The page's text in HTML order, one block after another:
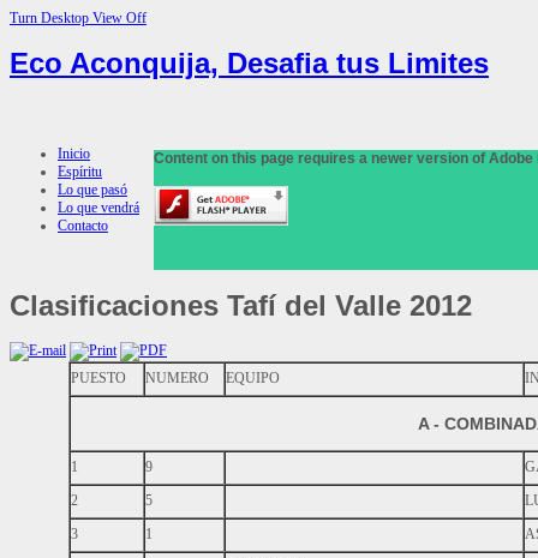
Turn Desktop View Off
Eco Aconquija, Desafia tus Limites
Inicio
Espíritu
Lo que pasó
Lo que vendrá
Contacto
Content on this page requires a newer version of Adobe
Clasificaciones Tafí del Valle 2012
PUESTO NUMERO EQUIPO
A -
1 9
2
5
3
1